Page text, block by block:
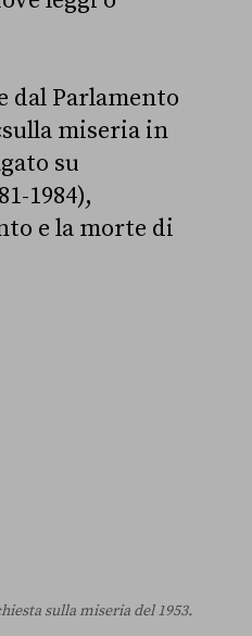
dal Parlamento
miseria in
su
1984),
e la morte di
sulla miseria del 1953.